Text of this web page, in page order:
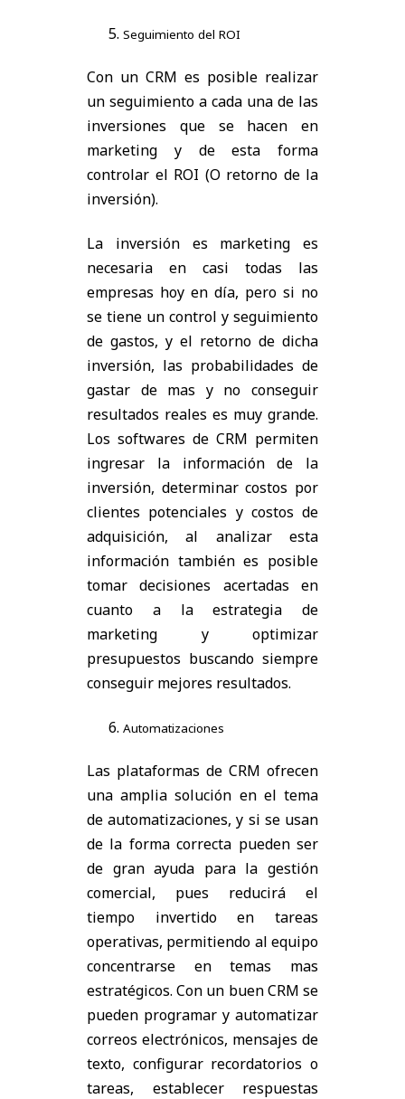
Seguimiento del ROI
Con un CRM es posible realizar
un seguimiento a cada una de las
inversiones que se hacen en
marketing y de esta forma
controlar el ROI (O retorno de la
inversión).
La inversión es marketing es
necesaria en casi todas las
empresas hoy en día, pero si no
se tiene un control y seguimiento
de gastos, y el retorno de dicha
inversión, las probabilidades de
gastar de mas y no conseguir
resultados reales es muy grande.
Los softwares de CRM permiten
ingresar la información de la
inversión, determinar costos por
clientes potenciales y costos de
adquisición, al analizar esta
información también es posible
tomar decisiones acertadas en
cuanto a la estrategia de
marketing y optimizar
presupuestos buscando siempre
conseguir mejores resultados.
Automatizaciones
Las plataformas de CRM ofrecen
una amplia solución en el tema
de automatizaciones, y si se usan
de la forma correcta pueden ser
de gran ayuda para la gestión
comercial, pues reducirá el
tiempo invertido en tareas
operativas, permitiendo al equipo
concentrarse en temas mas
estratégicos. Con un buen CRM se
pueden programar y automatizar
correos electrónicos, mensajes de
texto, configurar recordatorios o
tareas, establecer respuestas